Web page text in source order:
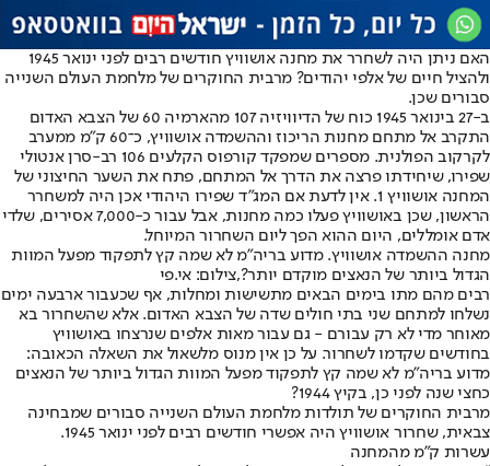
האם ניתן היה לשחרר את מחנה אושוויץ חודשים רבים לפני ינואר 1945
ולהציל חיים של אלפי יהודים? מרבית החוקרים של מלחמת העולם השנייה
סבורים שכן.
ב-27 בינואר 1945 כוח של הדיוויזיה 107 מהארמיה 60 של הצבא האדום
התקרב אל מתחם מחנות הריכוז וההשמדה אושוויץ, כ־60 ק"מ ממערב
לקרקוב הפולנית. מספרים שמפקד קורפוס הקלעים 106 רב-סרן אנטולי
שפירו, שיחידתו פרצה את הדרך אל המתחם, פתח את השער החיצוני של
המחנה אושוויץ 1. אין לדעת אם המג"ד שפירו היהודי אכן היה למשחרר
הראשון, שכן באושוויץ פעלו כמה מחנות, אבל עבור כ-7,000 אסירים, שלדי
אדם אומללים, היום ההוא הפך ליום השחרור המיוחל.
מחנה ההשמדה אושוויץ. מדוע בריה"מ לא שמה קץ לתפקוד מפעל המוות
הגדול ביותר של הנאצים מוקדם יותר?,צילום: אי.פי
רבים מהם מתו בימים הבאים מתשישות ומחלות, אף שכעבור ארבעה ימים
נשלחו למתחם שני בתי חולים שדה של הצבא האדום. אלא שהשחרור בא
מאוחר מדי לא רק עבורם - גם עבור מאות אלפים שנרצחו באושוויץ
בחודשים שקדמו לשחרור. על כן אין מנוס מלשאול את השאלה הכאובה:
מדוע בריה"מ לא שמה קץ לתפקוד מפעל המוות הגדול ביותר של הנאצים
כחצי שנה לפני כן, בקיץ 1944?
מרבית החוקרים של תולדות מלחמת העולם השנייה סבורים שמבחינה
צבאית, שחרור אושוויץ היה אפשרי חודשים רבים לפני ינואר 1945.
עשרות ק"מ מהמחנה